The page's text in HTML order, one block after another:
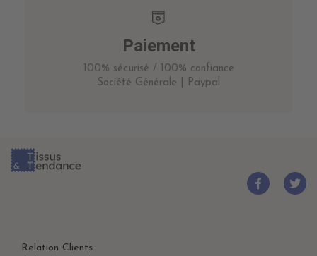
Paiement
100% sécurisé / 100% confiance
Société Générale | Paypal
Relation Clients